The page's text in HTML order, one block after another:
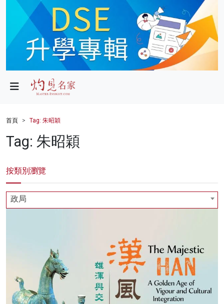
政局
財經
商業
科技
灼見活動
關於我們
首頁 Tag: 朱昭穎
Tag: 朱昭穎
按類別瀏覽
政局